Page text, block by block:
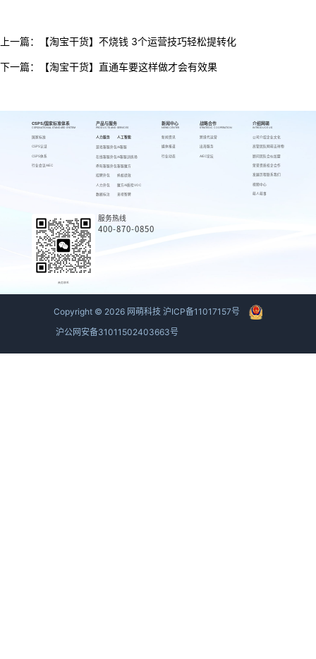
上一篇： 【淘宝干货】不烧钱 3个运营技巧轻松提转化
下一篇： 【淘宝干货】直通车要这样做才会有效果
CSPS/国家标准体系
CSPS/NATIONAL STANDARD SYSTEM
国家标准
CSPS认证
CSPS体系
行业会议AIEC
产品与服务
PRODUCTS AND SERVICES
人力服务
游戏客服外包
在线客服外包
呼叫客服外包
招聘外包
人力外包
数据标注
人工智能
AI客服
AI客服训练场
客服魔方
蚂蚁绩效
魔方AI质检VOC
来呗智聘
新闻中心
NEWS CENTER
新闻资讯
媒体报道
行业动态
战略合作
STRATEGIC COOPERATION
跨境代运营
出海服务
AIEC论坛
介绍网萌
INTRODUCE US
公司介绍
高管团队
顾问团队
荣誉资质
发展历程
视频中心
萌人萌事
企业文化
网萌吉祥物
合伙加盟
校企合作
联系我们
商务联系
服务热线
400-870-0850
Copyright © 2026 网萌科技 沪ICP备11017157号
沪公网安备31011502403663号